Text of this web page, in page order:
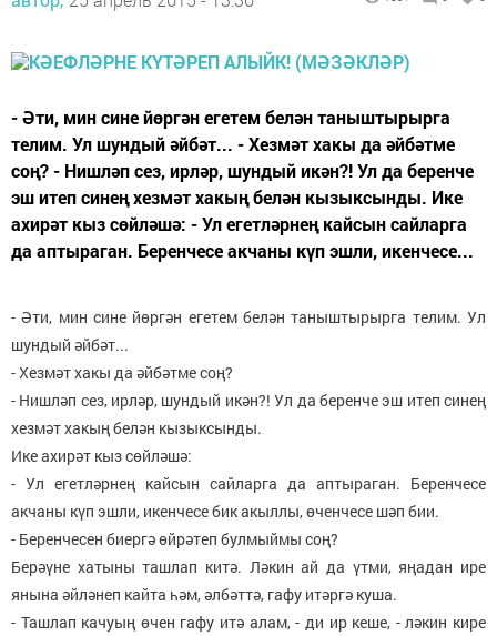
- Әти, мин сине йөргән егетем белән таныштырырга
телим. Ул шундый әйбәт... - Хезмәт хакы да әйбәтме
соң? - Нишләп сез, ирләр, шундый икән?! Ул да беренче
эш итеп синең хезмәт хакың белән кызыксынды. Ике
ахирәт кыз сөйләшә: - Ул егетләрнең кайсын сайларга
да аптыраган. Беренчесе акчаны күп эшли, икенчесе...
- Әти, мин сине йөргән егетем белән таныштырырга телим. Ул
шундый әйбәт...
- Хезмәт хакы да әйбәтме соң?
- Нишләп сез, ирләр, шундый икән?! Ул да беренче эш итеп синең
хезмәт хакың белән кызыксынды.
Ике ахирәт кыз сөйләшә:
- Ул егетләрнең кайсын сайларга да аптыраган. Беренчесе
акчаны күп эшли, икенчесе бик акыллы, өченчесе шәп бии.
- Беренчесен биергә өйрәтеп булмыймы соң?
Берәүне хатыны ташлап китә. Ләкин ай да үтми, яңадан ире
янына әйләнеп кайта һәм, әлбәттә, гафу итәргә куша.
- Ташлап качуың өчен гафу итә алам, - ди ир кеше, - ләкин кире